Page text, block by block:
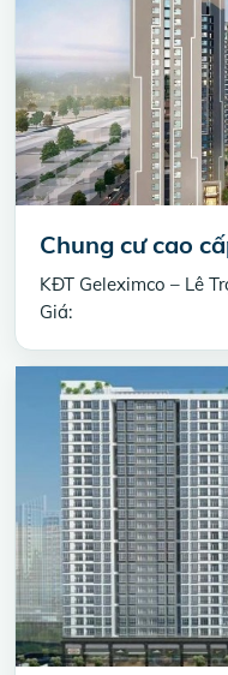
Chung cư cao
KĐT Geleximco – Lê
Giá: